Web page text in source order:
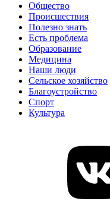
Общество
Происшествия
Полезно знать
Есть проблема
Образование
Медицина
Наши люди
Сельское хозяйство
Благоустройство
Спорт
Культура